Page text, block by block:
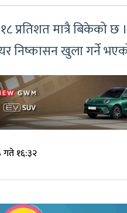
प्रतिशत मात्रै बिकेको
निष्कासन खुला गर्ने
१६:३२